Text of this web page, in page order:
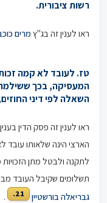
רשות ציבורית.
ראו לענין זה בג"ץ מרים
טז. לעובד לא קמה
המעסיקה, בכך ששילמה
השאלה לפי דיני
ראו לענין זה פסק הדין בענין
הארצי הינה שלאותו
לתקנה ולבטל מתן
תשלומים שקיבל העובד
גבריאלה בורשטיין
21.
.